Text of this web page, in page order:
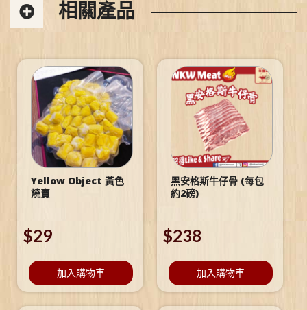
相關產品
Yellow Object 黃色
燒賣
$29
加入購物車
黑安格斯牛仔骨 (每包
約2磅)
$238
加入購物車